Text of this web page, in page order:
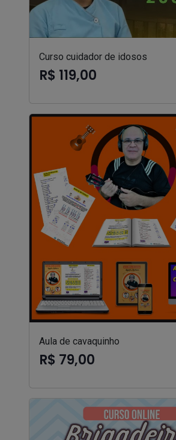
Curso cuidador de idosos
R$ 119,00
Aula de cavaquinho
R$ 79,00